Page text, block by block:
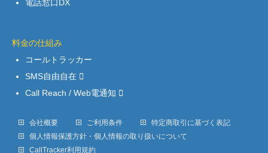
電話窓口DX
料金の仕組み
コールトラッカー
SMS自由自在
Call Reach / Web電通知
会社概要 ご利用条件
特定商取引に基づく表記
個人情報保護方針・個人情報の取り扱いについて
CallTracker利用規約